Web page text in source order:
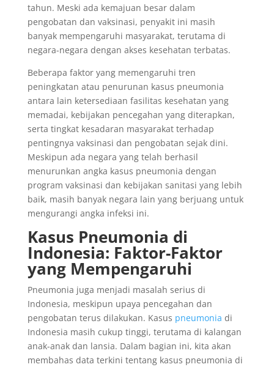
tahun. Meski ada kemajuan besar dalam
pengobatan dan vaksinasi, penyakit ini masih
banyak mempengaruhi masyarakat, terutama di
negara-negara dengan akses kesehatan terbatas.
Beberapa faktor yang memengaruhi tren
peningkatan atau penurunan kasus pneumonia
antara lain ketersediaan fasilitas kesehatan yang
memadai, kebijakan pencegahan yang diterapkan,
serta tingkat kesadaran masyarakat terhadap
pentingnya vaksinasi dan pengobatan sejak dini.
Meskipun ada negara yang telah berhasil
menurunkan angka kasus pneumonia dengan
program vaksinasi dan kebijakan sanitasi yang lebih
baik, masih banyak negara lain yang berjuang untuk
mengurangi angka infeksi ini.
Kasus Pneumonia di
Indonesia: Faktor-Faktor
yang Mempengaruhi
Pneumonia juga menjadi masalah serius di
Indonesia, meskipun upaya pencegahan dan
pengobatan terus dilakukan. Kasus pneumonia di
Indonesia masih cukup tinggi, terutama di kalangan
anak-anak dan lansia. Dalam bagian ini, kita akan
membahas data terkini tentang kasus pneumonia di